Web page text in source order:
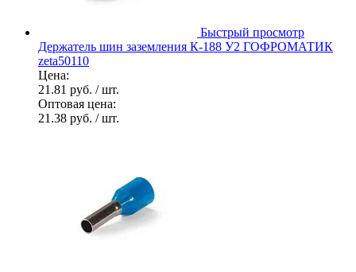
Быстрый просмотр
Держатель шин заземления К-188 У2 ГОФРОМАТИК
zeta50110
Цена:
21.81 руб. / шт.
Оптовая цена:
21.38 руб. / шт.